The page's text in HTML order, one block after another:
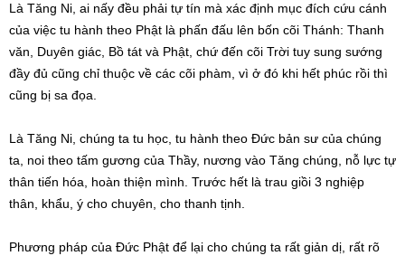
Là Tăng Ni, ai nấy đều phải tự tín mà xác định mục đích cứu cánh
của việc tu hành theo Phật là phấn đấu lên bốn cõi Thánh: Thanh
văn, Duyên giác, Bồ tát và Phật, chứ đến cõi Trời tuy sung sướng
đầy đủ cũng chỉ thuộc về các cõi phàm, vì ở đó khi hết phúc rồi thì
cũng bị sa đọa.
Là Tăng Ni, chúng ta tu học, tu hành theo Đức bản sư của chúng
ta, noi theo tấm gương của Thầy, nương vào Tăng chúng, nỗ lực tự
thân tiến hóa, hoàn thiện mình. Trước hết là trau giồi 3 nghiệp
thân, khẩu, ý cho chuyên, cho thanh tịnh.
Phương pháp của Đức Phật để lại cho chúng ta rất giản dị, rất rõ